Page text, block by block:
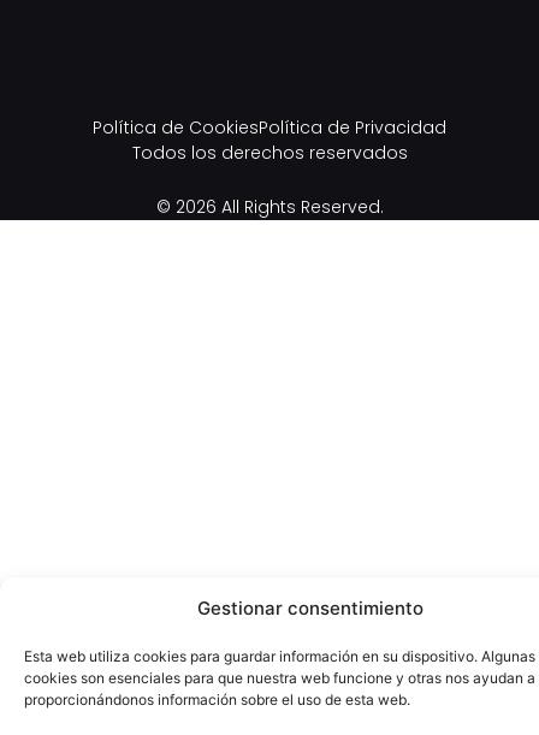
Gestionar consentimiento
Esta web utiliza cookies para guardar información en su dispositivo. Algunas
cookies son esenciales para que nuestra web funcione y otras nos ayudan a
proporcionándonos información sobre el uso de esta web.
Política de CookiesPolítica de Privacidad
Todos los derechos reservados
© 2026 All Rights Reserved.